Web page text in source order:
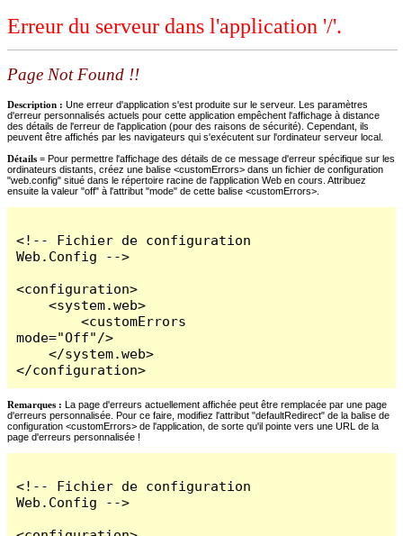
Erreur du serveur dans l'application '/'.
Page Not Found !!
Description : Une erreur d'application s'est produite sur le serveur. Les paramètres
d'erreur personnalisés actuels pour cette application empêchent l'affichage à distance
des détails de l'erreur de l'application (pour des raisons de sécurité). Cependant, ils
peuvent être affichés par les navigateurs qui s'exécutent sur l'ordinateur serveur local.
Détails = Pour permettre l'affichage des détails de ce message d'erreur spécifique sur les
ordinateurs distants, créez une balise <customErrors> dans un fichier de configuration
"web.config" situé dans le répertoire racine de l'application Web en cours. Attribuez
ensuite la valeur "off" à l'attribut "mode" de cette balise <customErrors>.
<!-- Fichier de configuration
Web.Config -->
<configuration>
    <system.web>
        <customErrors
mode="Off"/>
    </system.web>
</configuration>
Remarques : La page d'erreurs actuellement affichée peut être remplacée par une page
d'erreurs personnalisée. Pour ce faire, modifiez l'attribut "defaultRedirect" de la balise de
configuration <customErrors> de l'application, de sorte qu'il pointe vers une URL de la
page d'erreurs personnalisée !
<!-- Fichier de configuration
Web.Config -->